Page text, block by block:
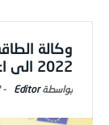
وكالة
2022 الى اعلى مستوياته
Editor
-